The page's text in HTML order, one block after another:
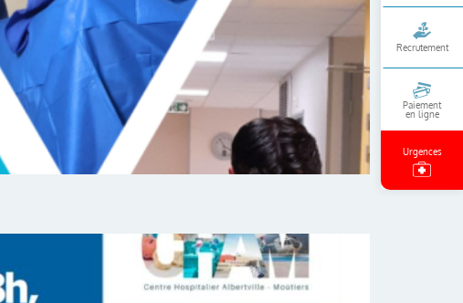
Recrutement
Paiement
en ligne
Urgences